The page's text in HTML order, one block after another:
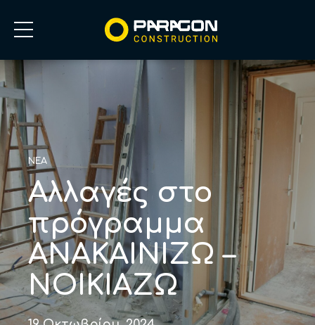
ΝΕΑ
Αλλαγές στο
πρόγραμμα
ΑΝΑΚΑΙΝΙΖΩ –
ΝΟΙΚΙΑΖΩ